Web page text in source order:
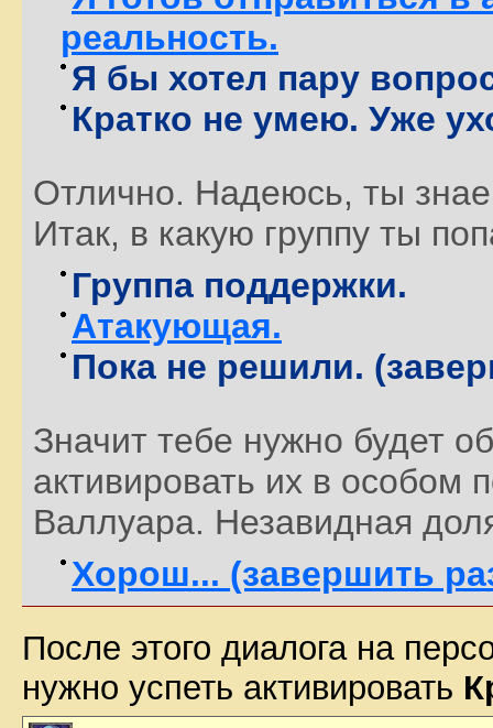
реальность.
Я бы хотел пару
Кратко не умею. Уже
Отлично. Надеюсь, ты
Итак, в какую группу ты
Группа поддержки.
Атакующая.
Пока не решили.
Значит тебе нужно будет
активировать их в особом
Валлуара. Незавидная
Хорош... (завершить
После этого диалога на
нужно успеть активировать